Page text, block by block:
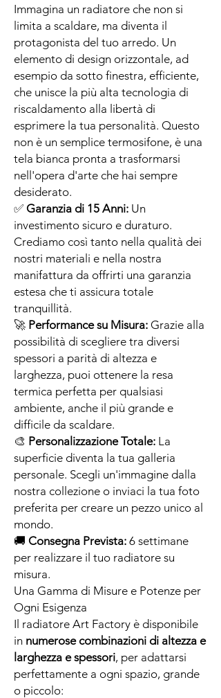
Immagina un radiatore che non si
limita a scaldare, ma diventa il
protagonista del tuo arredo. Un
elemento di design orizzontale, ad
esempio da sotto finestra, efficiente,
che unisce la più alta tecnologia di
riscaldamento alla libertà di
esprimere la tua personalità. Questo
non è un semplice termosifone, è una
tela bianca pronta a trasformarsi
nell'opera d'arte che hai sempre
desiderato.
✅ Garanzia di 15 Anni: Un
investimento sicuro e duraturo.
Crediamo così tanto nella qualità dei
nostri materiali e nella nostra
manifattura da offrirti una garanzia
estesa che ti assicura totale
tranquillità.
🚀 Performance su Misura: Grazie alla
possibilità di scegliere tra diversi
spessori a parità di altezza e
larghezza, puoi ottenere la resa
termica perfetta per qualsiasi
ambiente, anche il più grande e
difficile da scaldare.
🎨 Personalizzazione Totale: La
superficie diventa la tua galleria
personale. Scegli un'immagine dalla
nostra collezione o inviaci la tua foto
preferita per creare un pezzo unico al
mondo.
🚚 Consegna Prevista: 6 settimane
per realizzare il tuo radiatore su
misura.
Una Gamma di Misure e Potenze per
Ogni Esigenza
Il radiatore Art Factory è disponibile
in numerose combinazioni di altezza e
larghezza e spessori, per adattarsi
perfettamente a ogni spazio, grande
o piccolo: